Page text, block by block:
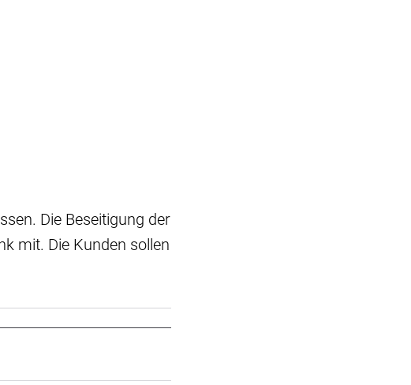
Die Beseitigung der
mit. Die Kunden sollen